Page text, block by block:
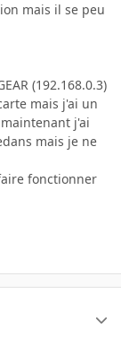
mais il se peu
(192.168.0.3)
mais j'ai un
j'ai
mais je ne
fonctionner